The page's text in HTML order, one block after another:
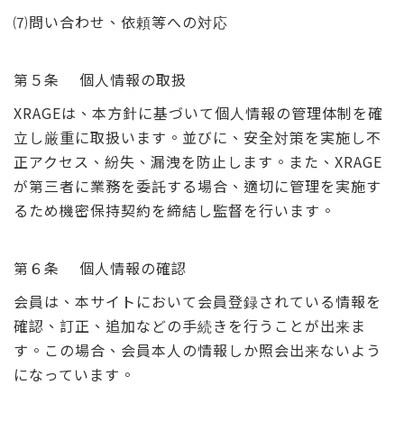
⑺問い合わせ、依頼等への対応
第５条 個人情報の取扱
XRAGEは、本方針に基づいて個人情報の管理体制を確
立し厳重に取扱います。並びに、安全対策を実施し不
正アクセス、紛失、漏洩を防止します。また、XRAGE
が第三者に業務を委託する場合、適切に管理を実施す
るため機密保持契約を締結し監督を行います。
第６条 個人情報の確認
会員は、本サイトにおいて会員登録されている情報を
確認、訂正、追加などの手続きを行うことが出来ま
す。この場合、会員本人の情報しか照会出来ないよう
になっています。